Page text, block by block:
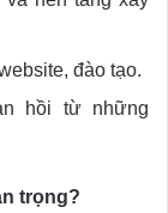
đào tạo.
hồi từ những
trọng?